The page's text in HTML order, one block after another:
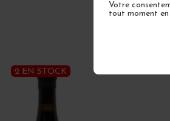
Votre
tout moment en
2 EN STOCK